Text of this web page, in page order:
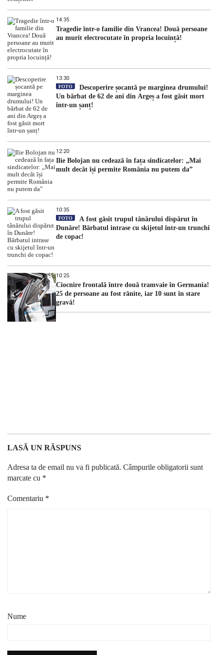
14:35
Tragedie într-o familie din Vrancea! Două persoane
au murit electrocutate în propria locuință!
13:30
FOTO
Descoperire șocantă pe marginea drumului!
Un bărbat de 62 de ani din Argeș a fost găsit mort
într-un șanț!
12:20
Ilie Bolojan nu cedează în fața sindicatelor: „Mai
mult decât își permite România nu putem da”
10:35
FOTO
A fost găsit trupul tânărului dispărut în
Dunăre! Bărbatul intrase cu skijetul într-un trunchi
de copac!
10:25
Ciocnire frontală între două tramvaie în Germania!
25 de persoane au fost rănite, iar 10 sunt în stare
gravă!
LASĂ UN RĂSPUNS
Adresa ta de email nu va fi publicată. Câmpurile obligatorii sunt
marcate cu *
Comentariu *
Nume